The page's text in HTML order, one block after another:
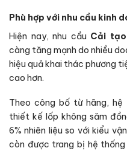
Phù hợp với nhu cầu kinh
Hiện nay, nhu cầu Cải
càng tăng mạnh do nhiều
hiệu quả khai thác phương
cao hơn.
Theo công bố từ hãng, hệ
thiết kế lốp không săm
6% nhiên liệu so với kiểu
còn được trang bị hệ